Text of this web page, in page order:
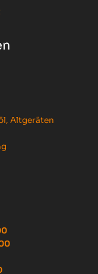
Altgeräten